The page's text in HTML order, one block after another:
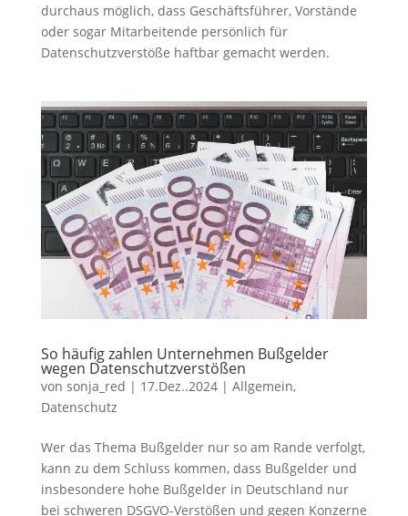
durchaus möglich, dass Geschäftsführer, Vorstände
oder sogar Mitarbeitende persönlich für
Datenschutzverstöße haftbar gemacht werden.
So häufig zahlen Unternehmen Bußgelder
wegen Datenschutzverstößen
von sonja_red | 17.Dez..2024| Allgemein,
Datenschutz
Wer das Thema Bußgelder nur so am Rande verfolgt,
kann zu dem Schluss kommen, dass Bußgelder und
insbesondere hohe Bußgelder in Deutschland nur
bei schweren DSGVO-Verstößen und gegen Konzerne